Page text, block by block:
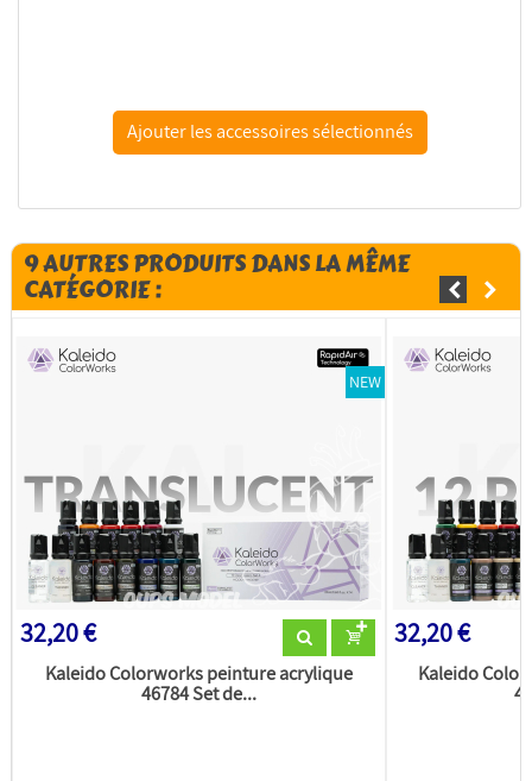
Kaleido Colorworks KP204 Apprêt acrylique noir...
9 AUTRES PRODUITS DANS LA MÊME
CATÉGORIE :
NEW
32,20 €
Kaleido Colorworks peinture acrylique
46784 Set de...
32,20 €
Kaleido